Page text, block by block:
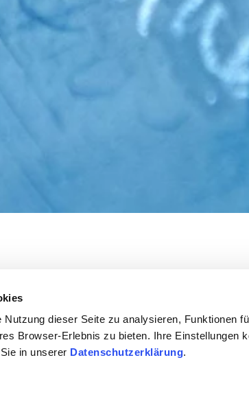
dieser Seite zu analysieren, Funktionen
Browser-Erlebnis zu bieten. Ihre Einstellungen
in unserer Datenschutzerklärung.
absoluut geldige maatstaf voor kwaliteit,
natuurlijke omstandigheden te laag
(% vol) worden vermeld op het